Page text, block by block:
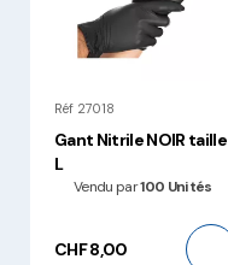
Réf 27018
Gant Nitrile NOIR taille
L
Vendu par100 Unités
CHF 8,00